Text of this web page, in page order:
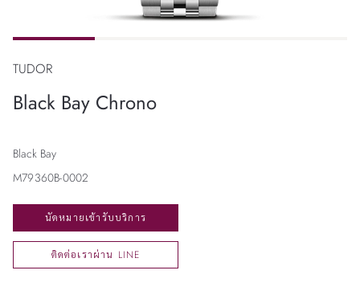
TUDOR
Black Bay Chrono
Black Bay
M79360B-0002
นัดหมายเข้ารับบริการ
ติดต่อเราผ่าน LINE